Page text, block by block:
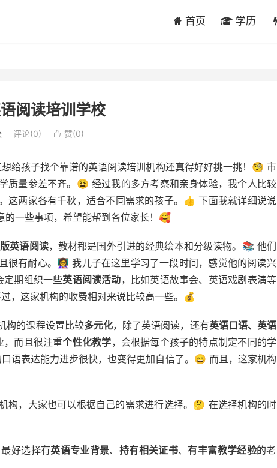
首页 学历
阅读培训学校
评论(0)  赞(0)
给孩子找个靠谱的英语阅读培训机构还真得好好挑一挑！🧐 市
质量参差不齐。😩 经过我的多方考察和亲身体验，我个人比较
这两家各有千秋，适合不同需求的孩子。👍 下面我就详细说说
的一些事项，希望能帮到各位家长！🥰
英语阅读，教材都是国外引进的经典绘本和分级读物。📚 他们
很有耐心。👩‍🏫 我儿子在这里学习了一段时间，感觉他的阅读兴
定期组织一些英语阅读活动，比如英语故事会、英语戏剧表演等
，这家机构的收费相对来说比较高一些。💰
构的课程设置比较多元化，除了英语阅读，还有英语口语、英语
，而且很注重个性化教学，会根据每个孩子的特点制定不同的学
语表达能力进步很快，也变得更加自信了。😄 而且，这家机构
构，大家也可以根据自己的需求进行选择。🤔 在选择机构的时
好选择有英语专业背景、 持有相关证书、有丰富教学经验的老